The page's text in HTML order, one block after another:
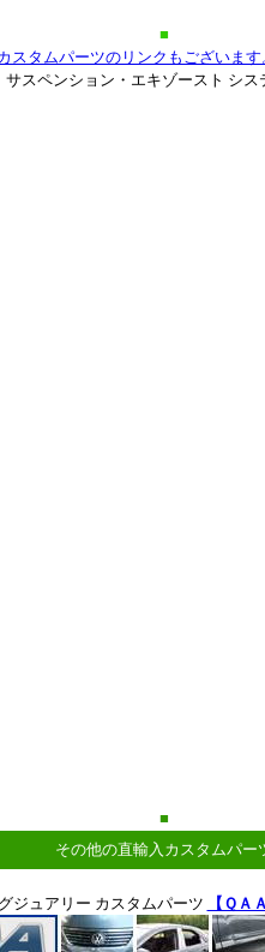
■
スタムパーツのリンクもございます
サスペンション・エキゾースト シス
■
その他の直輸入カスタムパー
ジュアリー カスタムパーツ 【ＱＡ
ム/ステンレス・
Ｘ_クローム/ステンレス_パーツ・
クローム/ステンレス_